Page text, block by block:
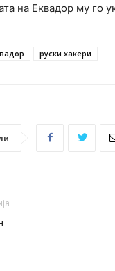
на Еквадор му го
руски хакери